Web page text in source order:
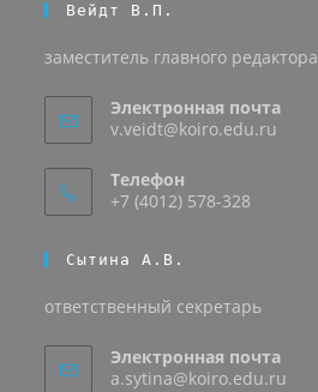
Вейдт В.П.
заместитель главного редактора
Электронная почта
v.veidt@koiro.edu.ru
Телефон
+7 (4012) 578-328
Сытина А.В.
ответственный секретарь
Электронная почта
a.sytina@koiro.edu.ru